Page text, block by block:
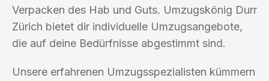
Verpacken des Hab und Guts. Umzugskönig Durr
Zürich bietet dir individuelle Umzugsangebote,
die auf deine Bedürfnisse abgestimmt sind.
Unsere erfahrenen Umzugsspezialisten kümmern